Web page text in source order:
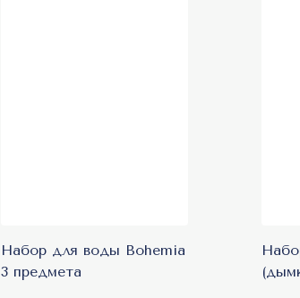
Набор для воды Bohemia
3 предмета